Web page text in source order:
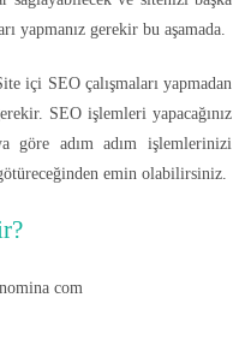
yapmanız gerekir bu aşamada.
içi SEO çalışmaları yapmadan
SEO işlemleri yapacağınız
göre adım adım işlemlerinizi
emin olabilirsiniz.